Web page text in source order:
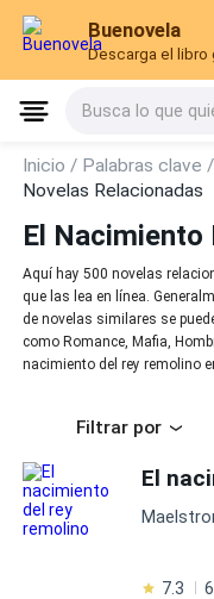
Buenovela
Descarga el libro
Busca lo que
Inicio / Palabras clave
Novelas Relacionadas
El Nacimiento
Aquí hay 500 novelas
que las lea en línea.
de novelas similares se
como Romance, Mafia,
nacimiento del rey remolino
Filtrar por
El
7.3